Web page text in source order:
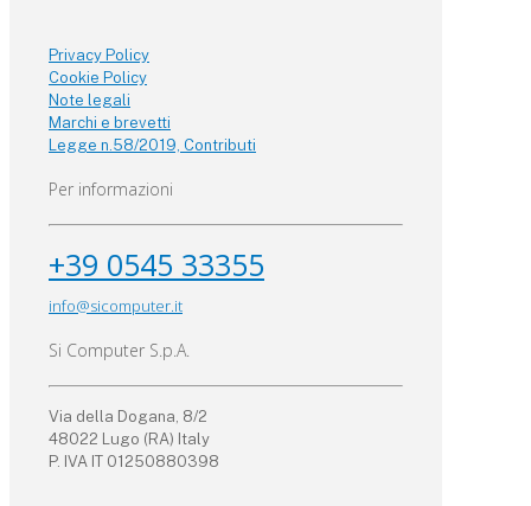
Privacy Policy
Cookie Policy
Note legali
Marchi e brevetti
Legge n.58/2019, Contributi
Per informazioni
+39 0545 33355
info@sicomputer.it
Si Computer S.p.A.
Via della Dogana, 8/2
48022 Lugo (RA) Italy
P. IVA IT 01250880398